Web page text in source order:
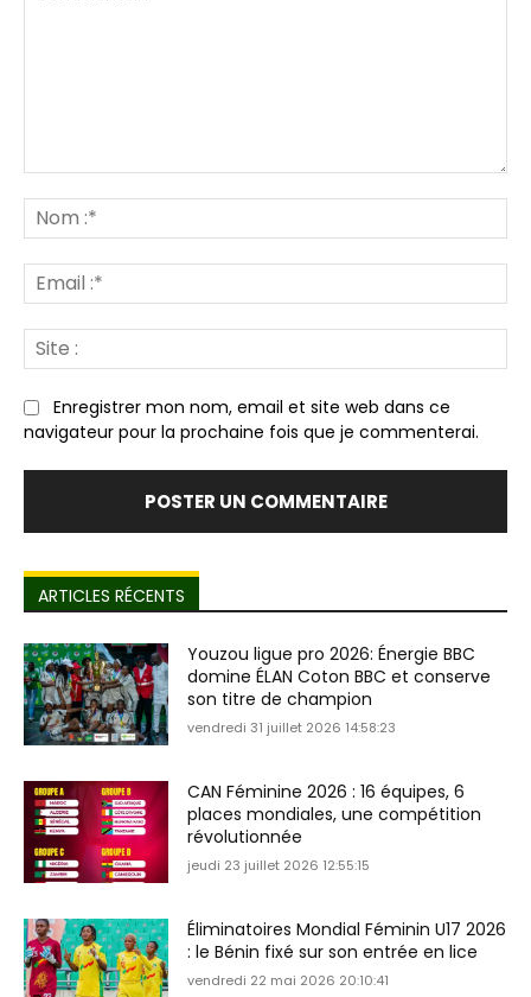
:*
:*
:
Enregistrer mon nom, email et site web dans ce
navigateur pour la prochaine fois que je commenterai.
ARTICLES RÉCENTS
Youzou ligue pro 2026: Énergie BBC
domine ÉLAN Coton BBC et conserve
son titre de champion
vendredi 31 juillet 2026 14:58:23
CAN Féminine 2026 : 16 équipes, 6
places mondiales, une compétition
révolutionnée
jeudi 23 juillet 2026 12:55:15
Éliminatoires Mondial Féminin U17 2026
: le Bénin fixé sur son entrée en lice
vendredi 22 mai 2026 20:10:41